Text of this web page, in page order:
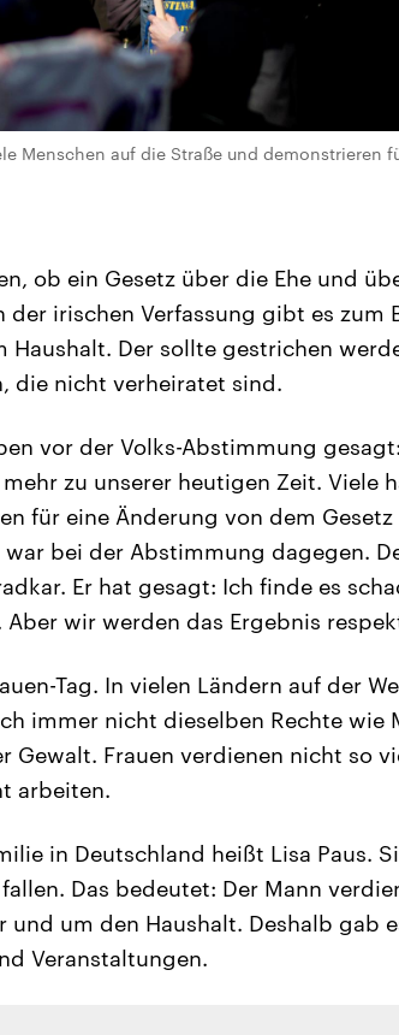
Menschen auf die Straße und demonstrieren
ob ein Gesetz über die Ehe und
irischen Verfassung gibt es zum
Haushalt. Der sollte gestrichen
die nicht verheiratet sind.
vor der Volks-Abstimmung
zu unserer heutigen Zeit. Viele
für eine Änderung von dem
bei der Abstimmung dagegen.
Er hat gesagt: Ich finde es
wir werden das Ergebnis
Tag. In vielen Ländern auf der
immer nicht dieselben Rechte wie
Gewalt. Frauen verdienen nicht so
arbeiten.
in Deutschland heißt Lisa Paus.
Das bedeutet: Der Mann
um den Haushalt. Deshalb gab
Veranstaltungen.